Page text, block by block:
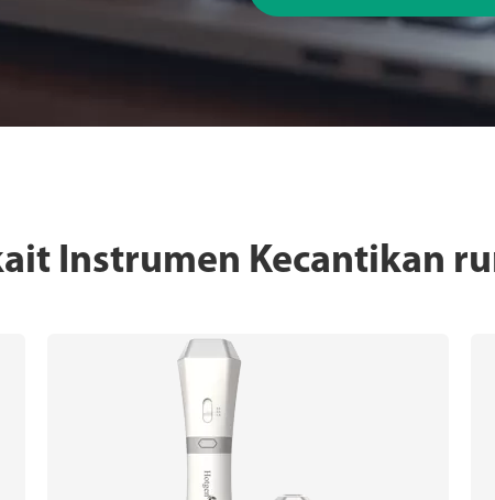
Instrumen Kecantikan